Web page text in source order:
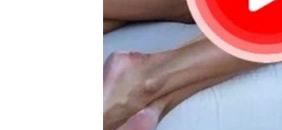
U prethodnom periodu neki Bikovi
činjenicom da osoba koju su voleli
verovali obećanjima koja nisu bila
Ali upravo ta iskustva pomogla su